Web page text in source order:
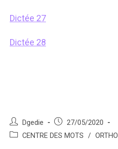
Dictée 27
Dictée 28
Auteur/autrice
de
Dgedie
Post
published:
27/05/2020
PostCENTRE DES MOTS / ORTHO